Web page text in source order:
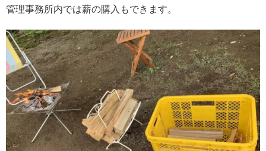
管理事務所内では薪の購入もできます。